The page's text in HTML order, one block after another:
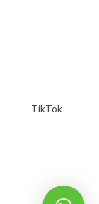
TikTok